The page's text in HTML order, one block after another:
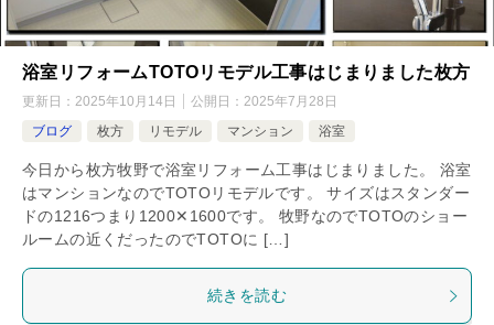
浴室リフォームTOTOリモデル工事はじまりました枚方
更新日： 2025年10月14日 公開日： 2025年7月28日
ブログ
枚方 リモデル マンション 浴室
今日から枚方牧野で浴室リフォーム工事はじまりました。 浴室
はマンションなのでTOTOリモデルです。 サイズはスタンダー
ドの1216つまり1200✕1600です。 牧野なのでTOTOのショー
ルームの近くだったのでTOTOに […]
続きを読む